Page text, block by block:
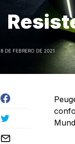
8 DE FEBRERO DE 2021